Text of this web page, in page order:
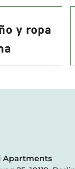
y ropa
Apartments